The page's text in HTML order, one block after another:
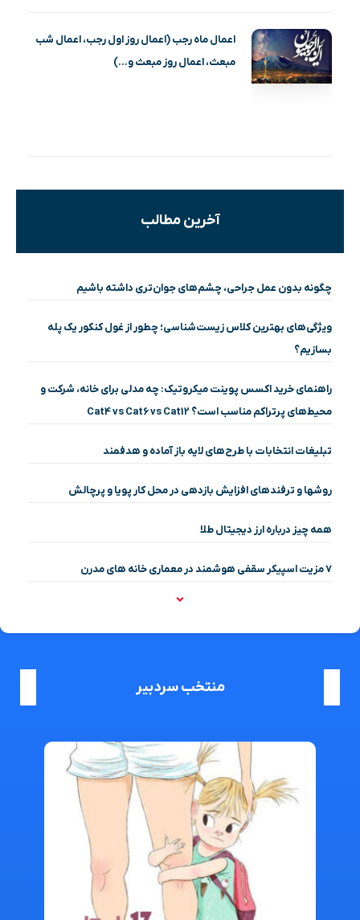
اعمال ماه رجب (اعمال روز اول رجب، اعمال شب
مبعث، اعمال روز مبعث و…)
آخرین مطالب
چگونه بدون عمل جراحی، چشم‌های جوان‌تری داشته باشیم
ویژگی‌های بهترین کلاس زیست‌شناسی؛ چطور از غول کنکور یک پله
بسازیم؟
راهنمای خرید اکسس پوینت میکروتیک: چه مدلی برای خانه، شرکت و
محیط‌های پرتراکم مناسب است؟ Cat4 vs Cat6 vs Cat12
تبلیغات انتخابات با طرح‌های لایه باز آماده و هدفمند
روشها و ترفندهای افزایش بازدهی در محل کار پویا و پرچالش
همه چیز درباره ارز دیجیتال طلا
۷ مزیت اسپیکر سقفی هوشمند در معماری خانه‌ های مدرن
منتخب سردبیر